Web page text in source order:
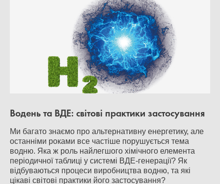
Водень та ВДЕ: світові практики застосування
Ми багато знаємо про альтернативну енергетику, але
останніми роками все частіше порушується тема
водню. Яка ж роль найлегшого хімічного елемента
періодичної таблиці у системі ВДЕ-генерації? Як
відбуваються процеси виробництва водню, та які
цікаві світові практики його застосування?